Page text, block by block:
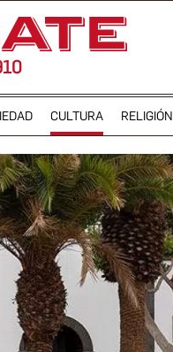
CULTURA RELIGIÓN